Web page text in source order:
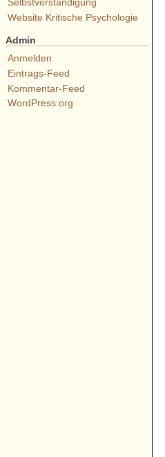
Website Kritische Psychologie
Admin
Anmelden
Eintrags-Feed
Kommentar-Feed
WordPress.org